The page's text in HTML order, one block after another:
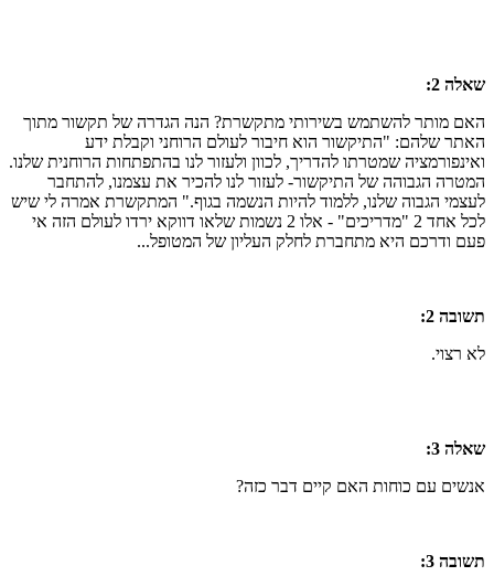
שאלה 2:
האם מותר להשתמש בשירותי מתקשרת? הנה הגדרה של תקשור מתוך
האתר שלהם: "התיקשור הוא חיבור לעולם הרוחני וקבלת ידע
ואינפורמציה שמטרתו להדריך, לכוון ולעזור לנו בהתפתחות הרוחנית שלנו.
המטרה הגבוהה של התיקשור- לעזור לנו להכיר את עצמנו, להתחבר
לעצמי הגבוה שלנו, ללמוד להיות הנשמה בגוף." המתקשרת אמרה לי שיש
לכל אחד 2 "מדריכים" - אלו 2 נשמות שלאו דווקא ירדו לעולם הזה אי
פעם ודרכם היא מתחברת לחלק העליון של המטופל...
תשובה 2:
לא רצוי.
שאלה 3:
אנשים עם כוחות האם קיים דבר כזה?
תשובה 3: